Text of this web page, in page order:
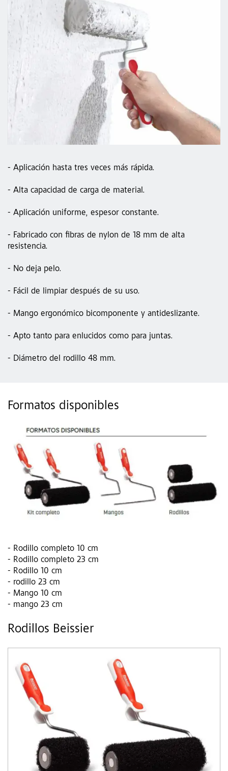
- Aplicación hasta tres veces más rápida.
- Alta capacidad de carga de material.
- Aplicación uniforme, espesor constante.
- Fabricado con fibras de nylon de 18 mm de alta
resistencia.
- No deja pelo.
- Fácil de limpiar después de su uso.
- Mango ergonómico bicomponente y antideslizante.
- Apto tanto para enlucidos como para juntas.
- Diámetro del rodillo 48 mm.
Formatos disponibles
- Rodillo completo 10 cm
- Rodillo completo 23 cm
- Rodillo 10 cm
- rodillo 23 cm
- Mango 10 cm
- mango 23 cm
Rodillos Beissier